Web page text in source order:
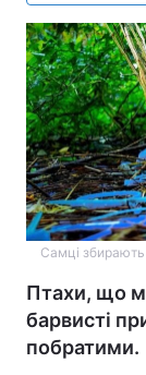
Самці збирають
Птахи, що
барвисті
побратими.